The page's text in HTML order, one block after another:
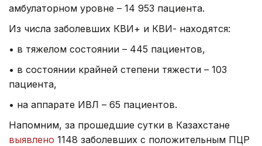
амбулаторном уровне – 14 953 пациента.
Из числа заболевших КВИ+ и КВИ- находятся:
• в тяжелом состоянии – 445 пациентов,
• в состоянии крайней степени тяжести – 103
пациента,
• на аппарате ИВЛ – 65 пациентов.
Напомним, за прошедшие сутки в Казахстане
выявлено 1148 заболевших с положительным ПЦР